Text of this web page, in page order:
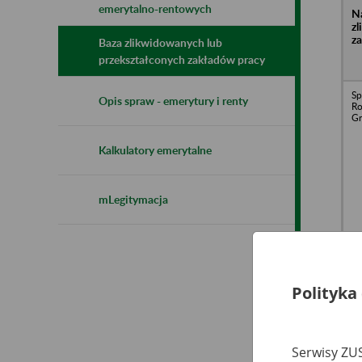
emerytalno-rentowych
Baza zlikwidowanych lub
przekształconych zakładów pracy
Opis spraw - emerytury i renty
Kalkulatory emerytalne
mLegitymacja
Polityka
Serwisy